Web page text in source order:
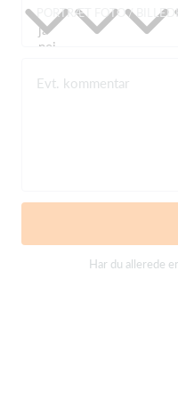
PORTRÆT FOTO /
Evt. kommentar
Har du allerede